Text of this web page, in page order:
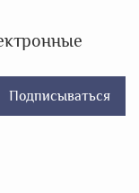
Подписываться